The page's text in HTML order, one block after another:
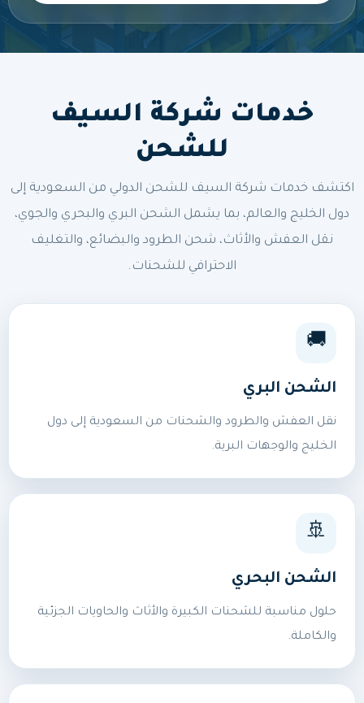
خدمات شركة السيف
للشحن
اكتشف خدمات شركة السيف للشحن الدولي من السعودية إلى
دول الخليج والعالم، بما يشمل الشحن البري والبحري والجوي،
نقل العفش والأثاث، شحن الطرود والبضائع، والتغليف
الاحترافي للشحنات.
🚚
الشحن البري
نقل العفش والطرود والشحنات من السعودية إلى دول
الخليج والوجهات البرية.
🚢
الشحن البحري
حلول مناسبة للشحنات الكبيرة والأثاث والحاويات الجزئية
والكاملة.